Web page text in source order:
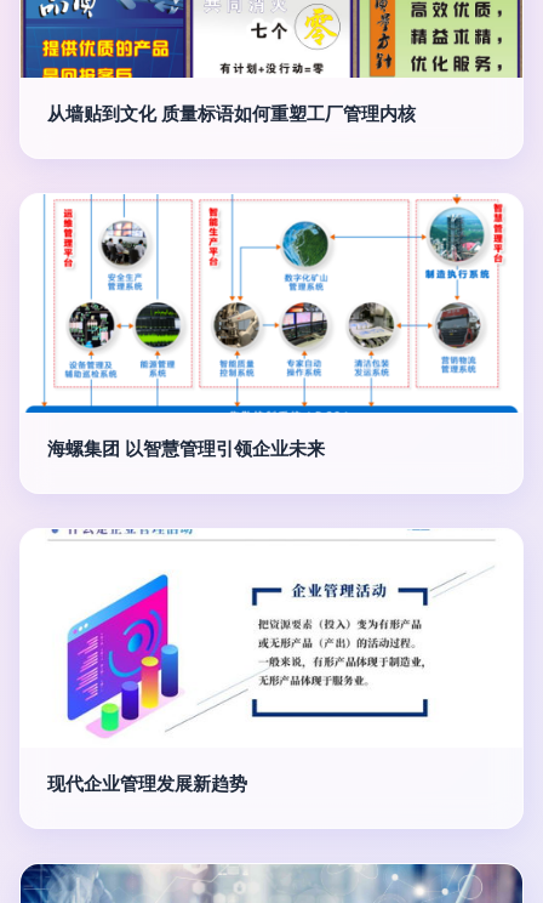
从墙贴到文化 质量标语如何重塑工厂管理内核
海螺集团 以智慧管理引领企业未来
现代企业管理发展新趋势